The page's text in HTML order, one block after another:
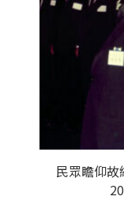
民眾瞻仰故